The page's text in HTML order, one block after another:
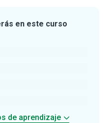
en este curso
de aprendizaje